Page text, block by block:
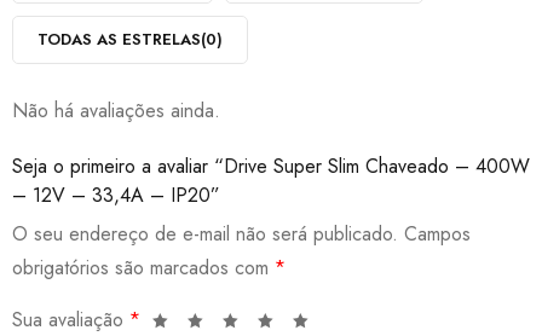
TODAS AS ESTRELAS(0)
Não há avaliações ainda.
Seja o primeiro a avaliar “Drive Super Slim Chaveado – 400W
– 12V – 33,4A – IP20”
O seu endereço de e-mail não será publicado. Campos
obrigatórios são marcados com *
Sua avaliação *